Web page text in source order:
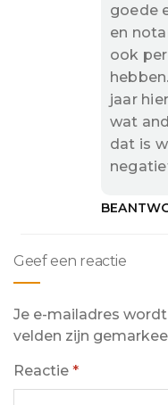
goede
en
ook
jaar
wat
dat is
Geef een reactie
Je e-mailadres
velden zijn
Reactie *